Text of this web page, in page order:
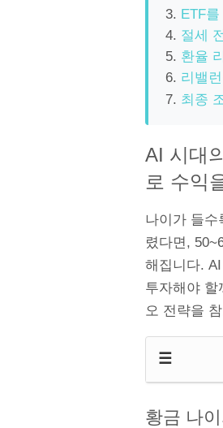
ETF
절세
환율
리밸
최종
AI 시대
로 수익
나이가 들수
렸다면,
해집니다.
투자해야 할
오 전략을
☰
황금 나